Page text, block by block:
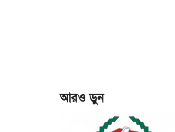
আরও ড়ুন